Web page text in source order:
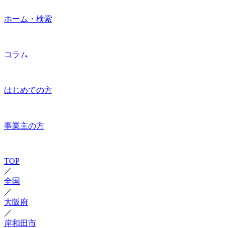
ホーム・検索
コラム
はじめての方
事業主の方
TOP
／
全国
／
大阪府
／
岸和田市